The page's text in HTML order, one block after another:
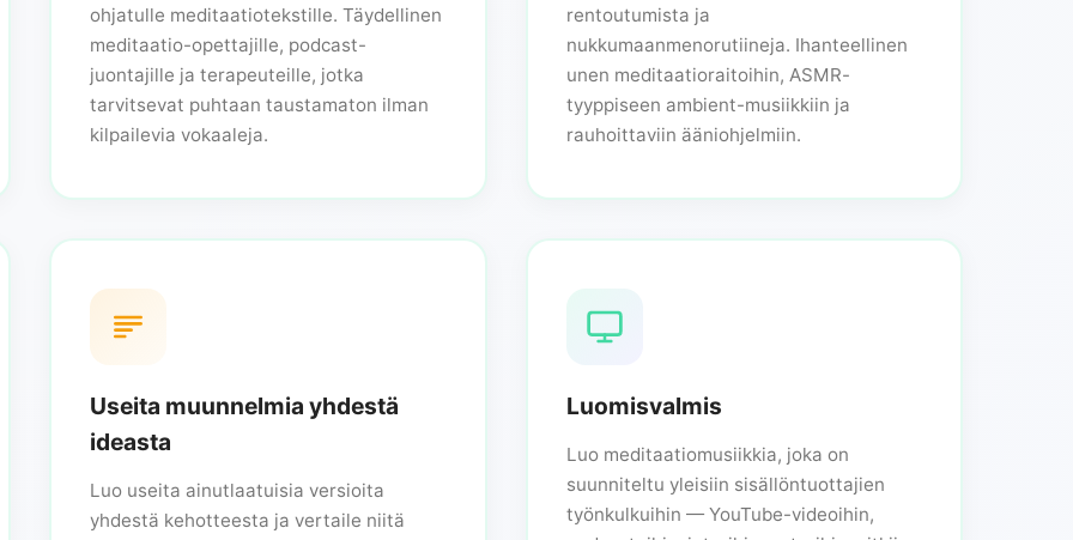
ohjatulle meditaatiotekstille. Täydellinen
meditaatio-opettajille, podcast-
juontajille ja terapeuteille, jotka
tarvitsevat puhtaan taustamaton ilman
kilpailevia vokaaleja.
rentoutumista ja
nukkumaanmenorutiineja. Ihanteellinen
unen meditaatioraitoihin, ASMR-
tyyppiseen ambient-musiikkiin ja
rauhoittaviin ääniohjelmiin.
Useita muunnelmia yhdestä
ideasta
Luo useita ainutlaatuisia versioita
yhdestä kehotteesta ja vertaile niitä
Luomisvalmis
Luo meditaatiomusiikkia, joka on
suunniteltu yleisiin sisällöntuottajien
työnkulkuihin — YouTube-videoihin,